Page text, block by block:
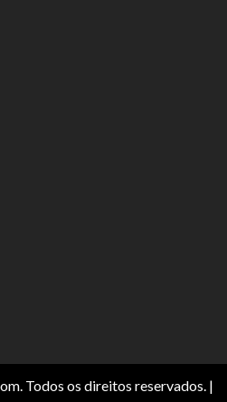
Todos os direitos reservados. |